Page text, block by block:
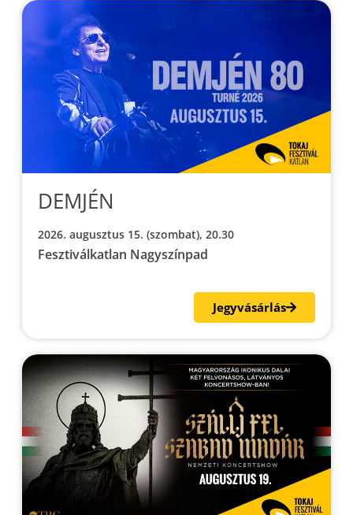
DEMJÉN
2026. augusztus 15. (szombat), 20.30
Fesztiválkatlan Nagyszínpad
Jegyvásárlás